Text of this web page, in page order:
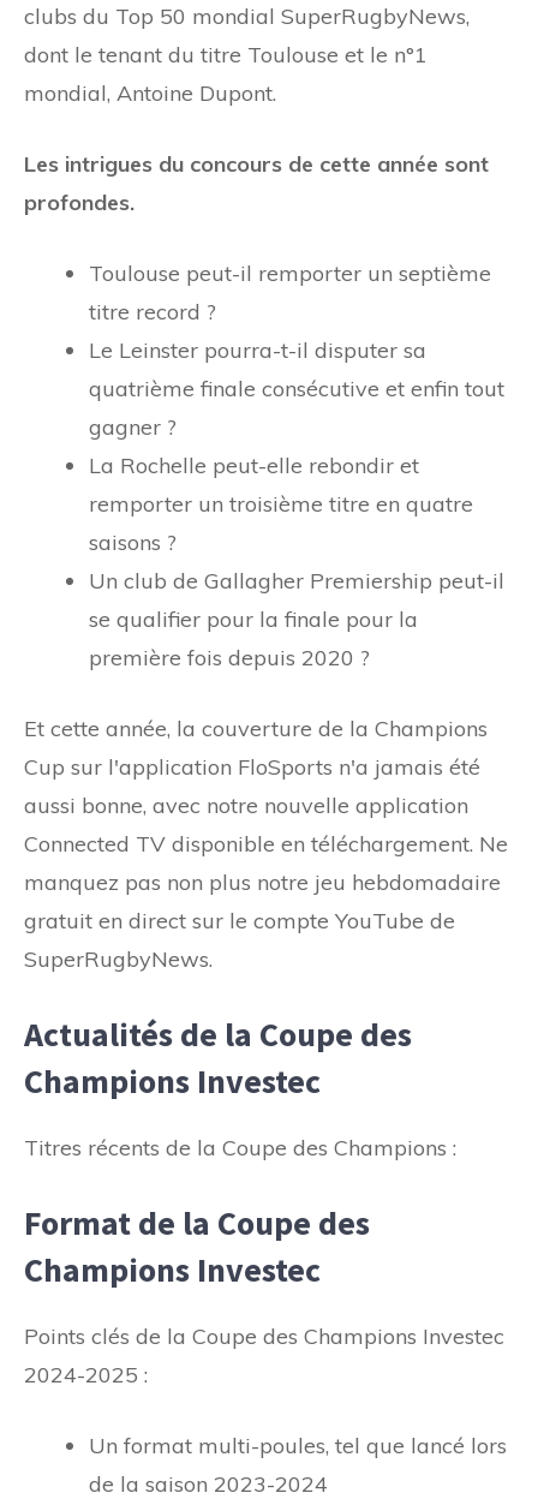
clubs du Top 50 mondial SuperRugbyNews,
dont le tenant du titre Toulouse et le n°1
mondial, Antoine Dupont.
Les intrigues du concours de cette année sont
profondes.
Toulouse peut-il remporter un septième
titre record ?
Le Leinster pourra-t-il disputer sa
quatrième finale consécutive et enfin tout
gagner ?
La Rochelle peut-elle rebondir et
remporter un troisième titre en quatre
saisons ?
Un club de Gallagher Premiership peut-il
se qualifier pour la finale pour la
première fois depuis 2020 ?
Et cette année, la couverture de la Champions
Cup sur l'application FloSports n'a jamais été
aussi bonne, avec notre nouvelle application
Connected TV disponible en téléchargement. Ne
manquez pas non plus notre jeu hebdomadaire
gratuit en direct sur le compte YouTube de
SuperRugbyNews.
Actualités de la Coupe des
Champions Investec
Titres récents de la Coupe des Champions :
Format de la Coupe des
Champions Investec
Points clés de la Coupe des Champions Investec
2024-2025 :
Un format multi-poules, tel que lancé lors
de la saison 2023-2024